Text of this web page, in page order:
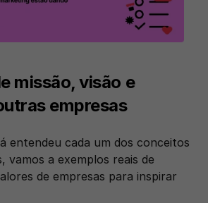
missão, visão e
empresas
entendeu cada um dos conceitos
vamos a exemplos reais de
de empresas para inspirar